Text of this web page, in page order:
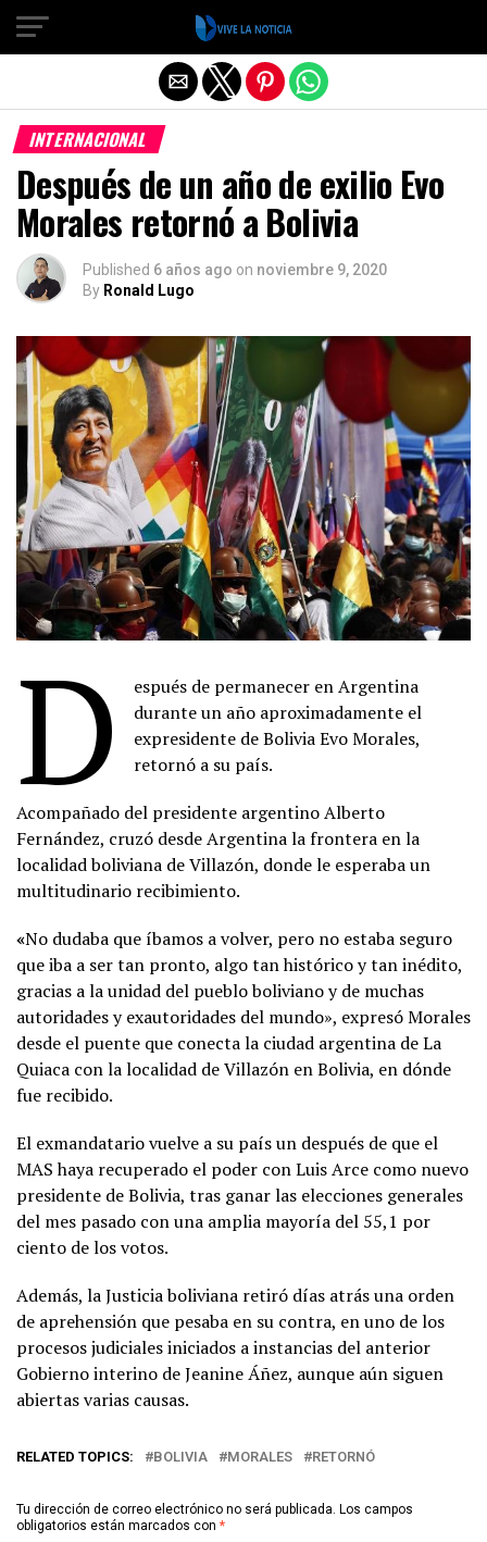
INTERNACIONAL
Después de un año de exilio Evo
Morales retornó a Bolivia
Published 6 años ago on noviembre 9, 2020
By Ronald Lugo
D
espués de permanecer en Argentina
durante un año aproximadamente el
expresidente de Bolivia Evo Morales,
retornó a su país.
Acompañado del presidente argentino Alberto
Fernández, cruzó desde Argentina la frontera en la
localidad boliviana de Villazón, donde le esperaba un
multitudinario recibimiento.
«No dudaba que íbamos a volver, pero no estaba seguro
que iba a ser tan pronto, algo tan histórico y tan inédito,
gracias a la unidad del pueblo boliviano y de muchas
autoridades y exautoridades del mundo», expresó Morales
desde el puente que conecta la ciudad argentina de La
Quiaca con la localidad de Villazón en Bolivia, en dónde
fue recibido.
El exmandatario vuelve a su país un después de que el
MAS haya recuperado el poder con Luis Arce como nuevo
presidente de Bolivia, tras ganar las elecciones generales
del mes pasado con una amplia mayoría del 55,1 por
ciento de los votos.
Además, la Justicia boliviana retiró días atrás una orden
de aprehensión que pesaba en su contra, en uno de los
procesos judiciales iniciados a instancias del anterior
Gobierno interino de Jeanine Áñez, aunque aún siguen
abiertas varias causas.
RELATED TOPICS: BOLIVIA MORALES RETORNÓ
Tu dirección de correo electrónico no será publicada. Los campos
obligatorios están marcados con *
Salir de la versión móvil